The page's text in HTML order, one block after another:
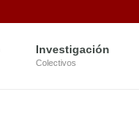
Investigación
Colectivos